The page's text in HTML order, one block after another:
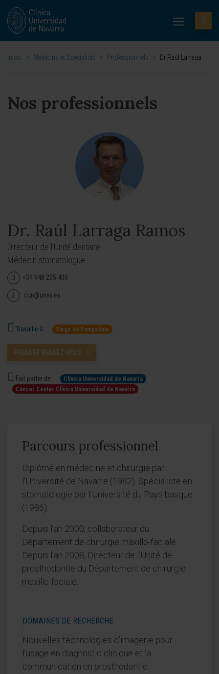
Inicio > Médecins et Spécialités > Professionnels > Dr Raúl Larraga
Nos professionnels
Dr. Raúl Larraga Ramos
Directeur de l’Unité dentaire.
Médecin stomatologue.
+34 948 255 400
cun@unav.es
Travaille à : Siège de Pampelune
PRENDRE RENDEZ-VOUS
Fait partie de :
Clínica Universidad de Navarra
Cancer Center Clínica Universidad de Navarra
Parcours professionnel
Diplômé en médecine et chirurgie par
l’Université de Navarre (1982). Spécialiste en
stomatologie par l’Université du Pays basque
(1986).
Depuis l’an 2000, collaborateur du
Département de chirurgie maxillo-faciale.
Depuis l’an 2008, Directeur de l’Unité de
prosthodontie du Département de chirurgie
maxillo-faciale.
DOMAINES DE RECHERCHE
Nouvelles technologies d’imagerie pour
l’usage en diagnostic clinique et la
communication en prosthodontie.